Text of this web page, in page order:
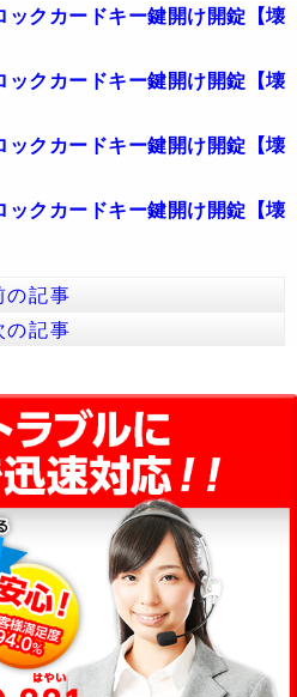
ックカードキー鍵開け開錠【壊
ックカードキー鍵開け開錠【壊
ックカードキー鍵開け開錠【壊
ックカードキー鍵開け開錠【壊
の記事
の記事